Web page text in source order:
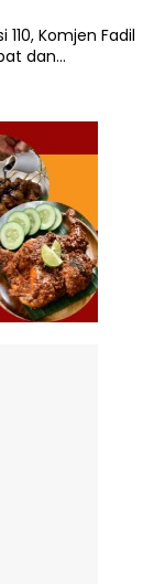
Komjen Fadil
dan